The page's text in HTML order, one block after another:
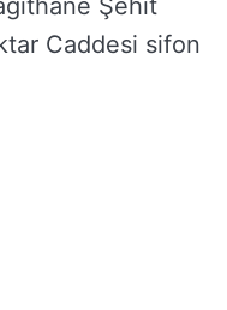
Şehit
Caddesi sifon